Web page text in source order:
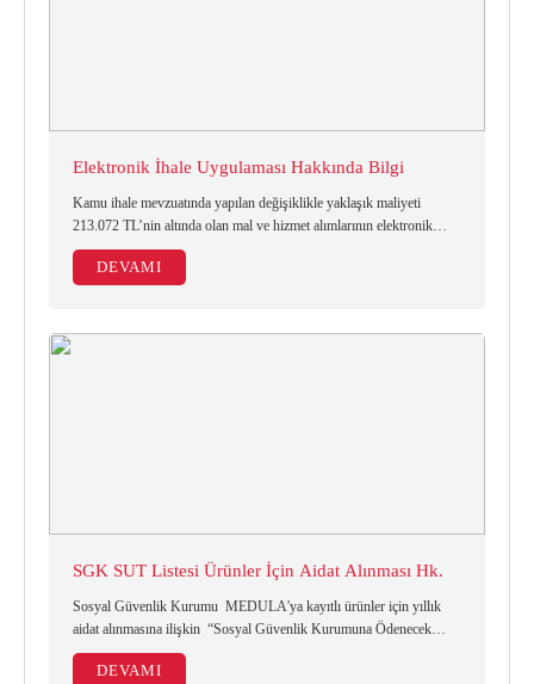
Elektronik İhale Uygulaması Hakkında Bilgi
Kamu ihale mevzuatında yapılan değişiklikle yaklaşık maliyeti
213.072 TL’nin altında olan mal ve hizmet alımlarının elektronik
ortamda beyan usulüyle gerçekleştirilmesine başlanmıştır.
DEVAMI
SGK SUT Listesi Ürünler İçin Aidat Alınması Hk.
Sosyal Güvenlik Kurumu MEDULA'ya kayıtlı ürünler için yıllık
aidat alınmasına ilişkin “Sosyal Güvenlik Kurumuna Ödenecek
Başvuru, Aidat, İşlem Ve Sözleşme Ücretlerine İlişkin Usul Ve
Esaslar”
DEVAMI